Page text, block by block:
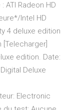
ATI Radeon HD
Intel HD
4 deluxe edition
edition. Date:
Deluxe
Electronic